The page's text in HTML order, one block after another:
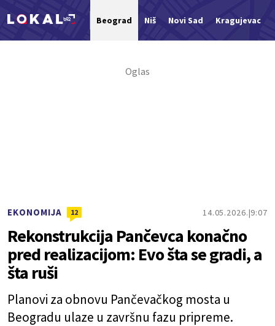
Beograd Niš Novi Sad Kragujevac
EKONOMIJA 12 14.05.2026. 9:07
Rekonstrukcija Pančevca konačno
pred realizacijom: Evo šta se gradi, a
šta ruši
Planovi za obnovu Pančevačkog mosta u
Beogradu ulaze u završnu fazu pripreme.